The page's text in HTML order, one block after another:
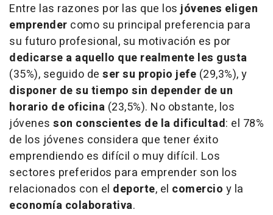
Entre las razones por las que losjóvenes eligen
emprender como su principal preferencia para
su futuro profesional, su motivación es por
dedicarse a aquello que realmente les gusta
(35%), seguido de ser su propio jefe (29,3%), y
disponer de su tiempo sin depender de un
horario de oficina (23,5%). No obstante, los
jóvenes son conscientes de la dificultad: el 78%
de los jóvenes considera que tener éxito
emprendiendo es difícil o muy difícil. Los
sectores preferidos para emprender son los
relacionados con el deporte, el comercio y la
economía colaborativa.